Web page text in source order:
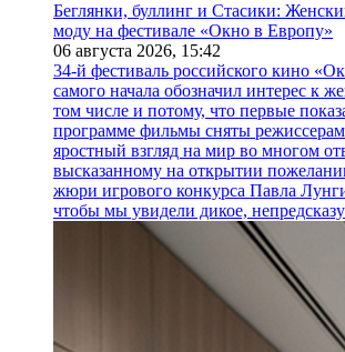
Беглянки, буллинг и Стасики:
моду на фестивале «Окно в Европу»
06 августа 2026, 15:42
34-й фестиваль российского кино
самого начала обозначил интерес к
том числе и потому, что первые
программе фильмы сняты
яростный взгляд на мир во многом
высказанному на открытии
жюри игрового конкурса Павла
чтобы мы увидели дикое,